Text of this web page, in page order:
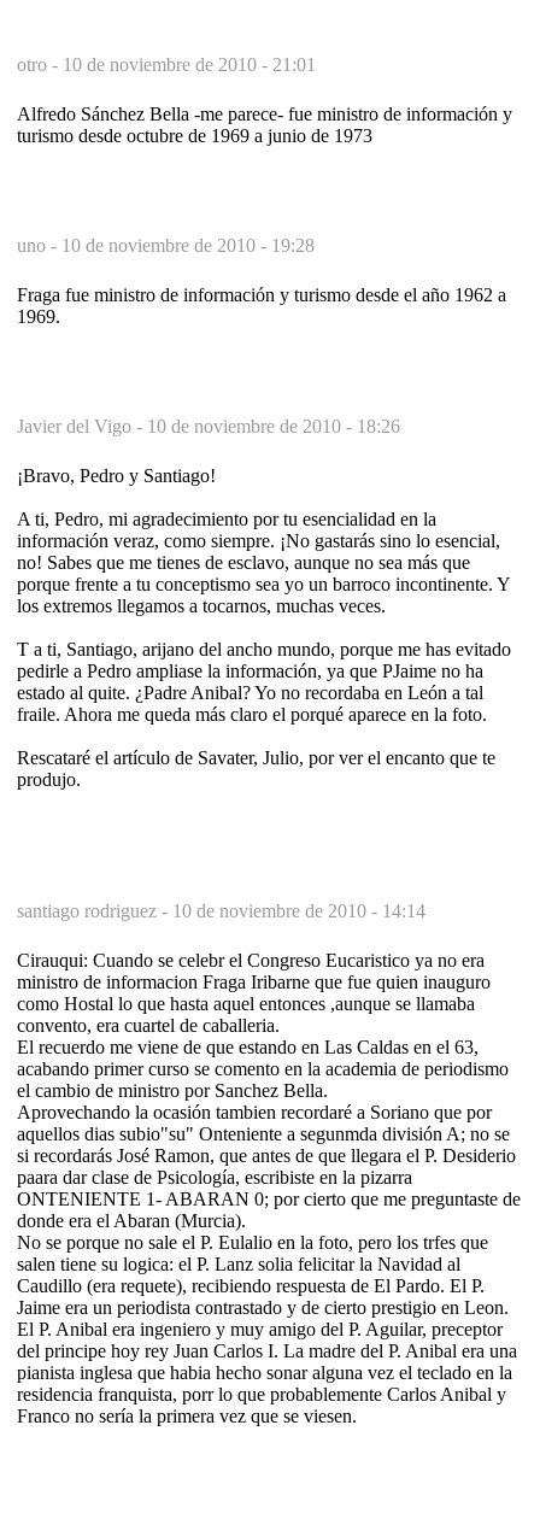
otro - 10 de noviembre de 2010 - 21:01
Alfredo Sánchez Bella -me parece- fue ministro de información y
turismo desde octubre de 1969 a junio de 1973
uno - 10 de noviembre de 2010 - 19:28
Fraga fue ministro de información y turismo desde el año 1962 a
1969.
Javier del Vigo - 10 de noviembre de 2010 - 18:26
¡Bravo, Pedro y Santiago!
A ti, Pedro, mi agradecimiento por tu esencialidad en la
información veraz, como siempre. ¡No gastarás sino lo esencial,
no! Sabes que me tienes de esclavo, aunque no sea más que
porque frente a tu conceptismo sea yo un barroco incontinente. Y
los extremos llegamos a tocarnos, muchas veces.
T a ti, Santiago, arijano del ancho mundo, porque me has evitado
pedirle a Pedro ampliase la información, ya que PJaime no ha
estado al quite. ¿Padre Anibal? Yo no recordaba en León a tal
fraile. Ahora me queda más claro el porqué aparece en la foto.
Rescataré el artículo de Savater, Julio, por ver el encanto que te
produjo.
santiago rodriguez - 10 de noviembre de 2010 - 14:14
Cirauqui: Cuando se celebr el Congreso Eucaristico ya no era
ministro de informacion Fraga Iribarne que fue quien inauguro
como Hostal lo que hasta aquel entonces ,aunque se llamaba
convento, era cuartel de caballeria.
El recuerdo me viene de que estando en Las Caldas en el 63,
acabando primer curso se comento en la academia de periodismo
el cambio de ministro por Sanchez Bella.
Aprovechando la ocasión tambien recordaré a Soriano que por
aquellos dias subio"su" Onteniente a segunmda división A; no se
si recordarás José Ramon, que antes de que llegara el P. Desiderio
paara dar clase de Psicología, escribiste en la pizarra
ONTENIENTE 1- ABARAN 0; por cierto que me preguntaste de
donde era el Abaran (Murcia).
No se porque no sale el P. Eulalio en la foto, pero los trfes que
salen tiene su logica: el P. Lanz solia felicitar la Navidad al
Caudillo (era requete), recibiendo respuesta de El Pardo. El P.
Jaime era un periodista contrastado y de cierto prestigio en Leon.
El P. Anibal era ingeniero y muy amigo del P. Aguilar, preceptor
del principe hoy rey Juan Carlos I. La madre del P. Anibal era una
pianista inglesa que habia hecho sonar alguna vez el teclado en la
residencia franquista, porr lo que probablemente Carlos Anibal y
Franco no sería la primera vez que se viesen.